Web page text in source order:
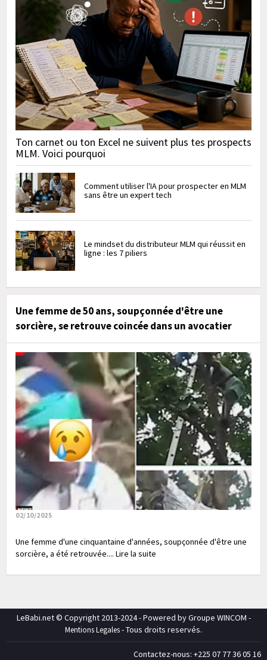
Ton carnet ou ton Excel ne suivent plus tes prospects
MLM. Voici pourquoi
Comment utiliser l'IA pour prospecter en MLM
sans être un expert tech
Le mindset du distributeur MLM qui réussit en
ligne : les 7 piliers
Une femme de 50 ans, soupçonnée d'être une
sorcière, se retrouve coincée dans un avocatier
02/10/2025
Une femme d'une cinquantaine d'années, soupçonnée d'être une
sorcière, a été retrouvée.... Lire la suite
LeBabi.net © Copyright 2013-2024 - Powered by Groupe WINCOM -
Mentions Legales- Tous droits reservés.
Contactez-nous: +225 07 77 36 05 16